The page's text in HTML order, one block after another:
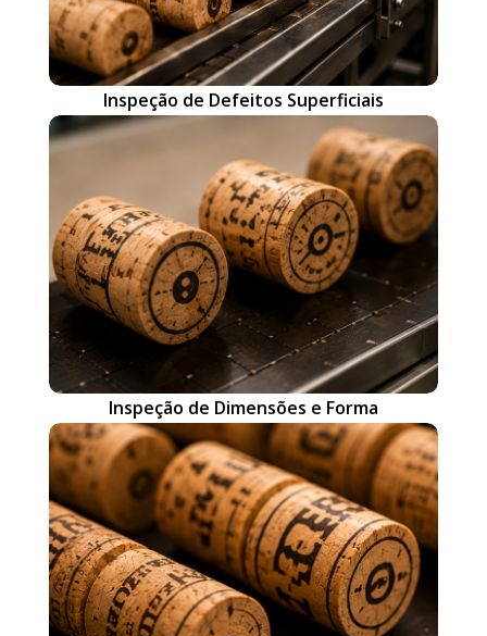
Inspeção de Defeitos Superficiais
Inspeção de Dimensões e Forma